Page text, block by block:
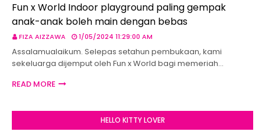
Fun x World Indoor playground paling gempak
anak-anak boleh main dengan bebas
FIZA AIZZAWA 1/05/2024 11:29:00 AM
Assalamualaikum. Selepas setahun pembukaan, kami
sekeluarga dijemput oleh Fun x World bagi memeriah…
READ MORE
HELLO KITTY LOVER